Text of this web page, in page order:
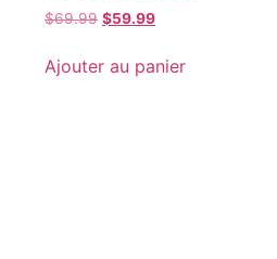
$69.99 $59.99
Ajouter au panier